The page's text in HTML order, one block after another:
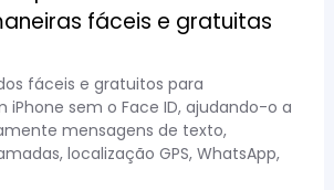
fáceis e gratuitas
fáceis e gratuitos para
iPhone sem o Face ID, ajudando-o a
mensagens de texto,
localização GPS, WhatsApp,